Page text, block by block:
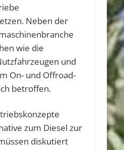
Neben der
wie die
und
On- und Offroad-
betroffen.
zum Diesel zur
diskutiert